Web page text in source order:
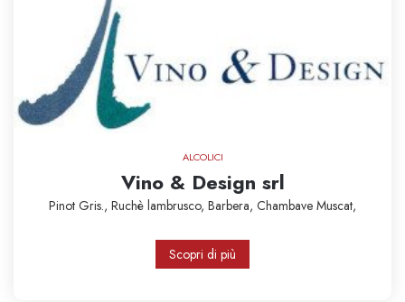
ALCOLICI
Vino & Design srl
Pinot Gris., Ruchè lambrusco, Barbera, Chambave Muscat,
Scopri di più